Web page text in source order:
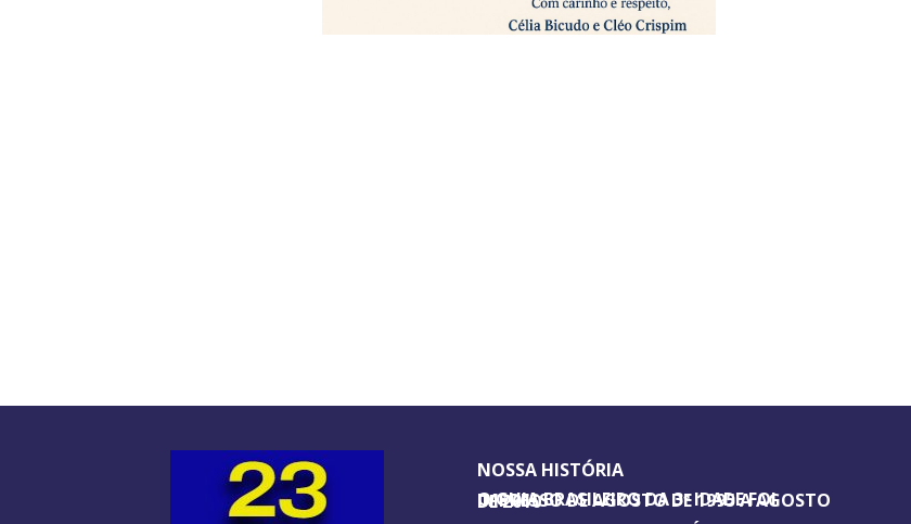
NOSSA HISTÓRIA
O GUIA BRASILEIRO DA 3ª IDADE FOI IMPRESSO DE AGOSTO DE 1995 A AGOSTO DE 2010